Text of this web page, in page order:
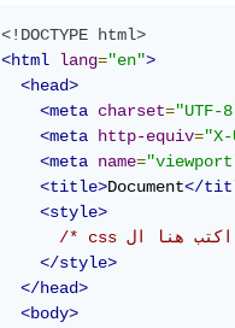
<!DOCTYPE html>
<html lang="en">
<head>
<meta charset="UTF-
<meta
http-equiv="X-
<meta name=
<title>Document</
<style>
</style>
</head>
<body>